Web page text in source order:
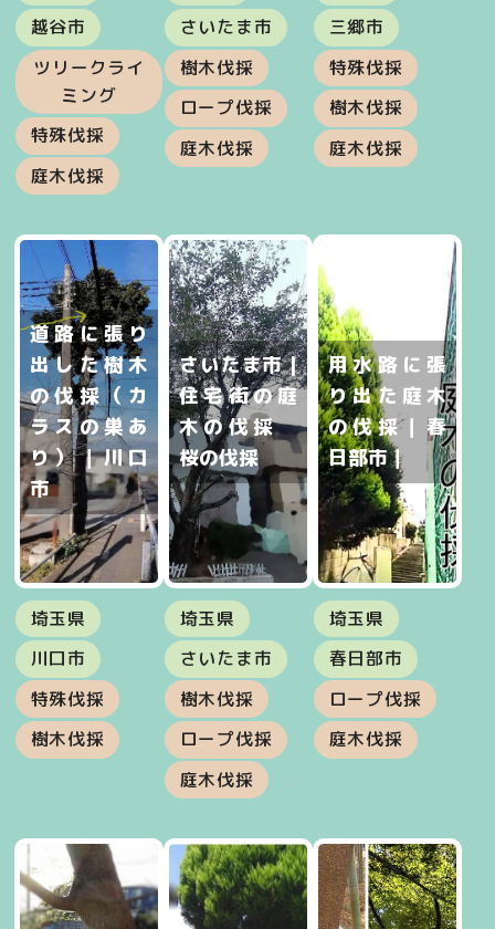
越谷市
ツリークライ
ミング
特殊伐採
庭木伐採
さいたま市
樹木伐採
ロープ伐採
庭木伐採
三郷市
特殊伐採
樹木伐採
庭木伐採
道路に張り
出した樹木
の伐採（カ
ラスの巣あ
り）｜川口
市
埼玉県
川口市
特殊伐採
樹木伐採
さいたま市 |
住宅街の庭
木の伐採
桜の伐採
埼玉県
さいたま市
樹木伐採
ロープ伐採
庭木伐採
用水路に張
り出た庭木
の伐採｜春
日部市｜
埼玉県
春日部市
ロープ伐採
庭木伐採